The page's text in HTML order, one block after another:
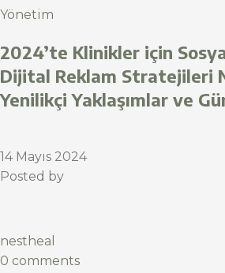
Yönetim
2024’te Klinikler için
Dijital Reklam Stratejileri
Yenilikçi Yaklaşımlar ve
14 Mayıs 2024
Posted by
nestheal
0 comments